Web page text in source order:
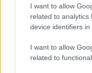
I want to allow
related to analytics
device identifiers in
I want to allow
related to
Λ. Ρηγάκης: Χρήσιμες
μαθητές ενόψει των
Πανελλαδικών